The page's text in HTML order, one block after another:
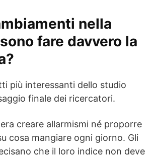
nella
fare davvero la
più interessanti dello studio
finale dei ricercatori.
creare allarmismi né proporre
cosa mangiare ogni giorno. Gli
che il loro indice non deve